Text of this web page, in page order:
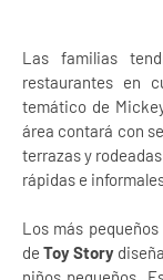
Las familias
restaurantes en
temático de
área contará con
terrazas y
rápidas e
Los más
de Toy Story